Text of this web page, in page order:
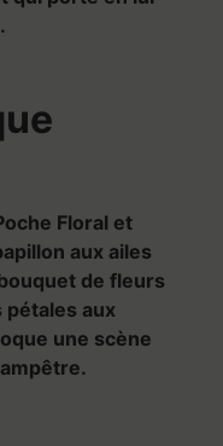
Floral et
aux ailes
de fleurs
pétales aux
une scène